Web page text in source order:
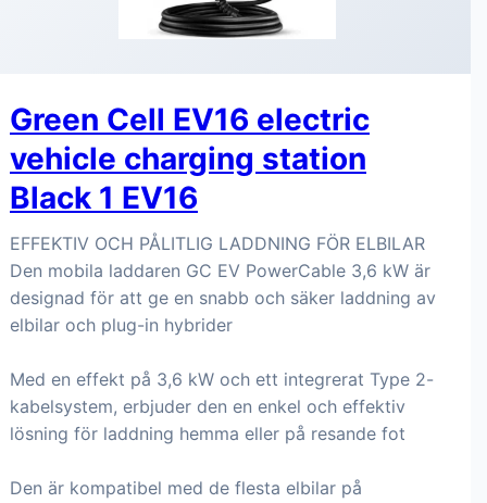
Green Cell EV16 electric
vehicle charging station
Black 1 EV16
EFFEKTIV OCH PÅLITLIG LADDNING FÖR ELBILAR
Den mobila laddaren GC EV PowerCable 3,6 kW är
designad för att ge en snabb och säker laddning av
elbilar och plug-in hybrider
Med en effekt på 3,6 kW och ett integrerat Type 2-
kabelsystem, erbjuder den en enkel och effektiv
lösning för laddning hemma eller på resande fot
Den är kompatibel med de flesta elbilar på